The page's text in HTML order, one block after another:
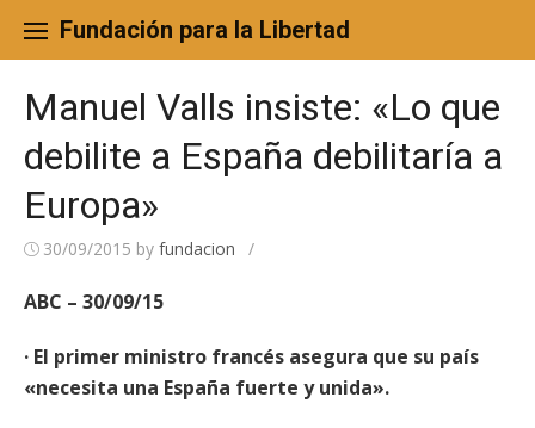
content
Fundación para la Libertad
Manuel Valls insiste: «Lo que
debilite a España debilitaría a
Europa»
30/09/2015 by fundacion /
ABC – 30/09/15
· El primer ministro francés asegura que su país
«necesita una España fuerte y unida».